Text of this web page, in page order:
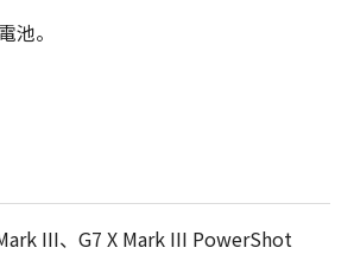
池。
III、G7 X Mark III PowerShot